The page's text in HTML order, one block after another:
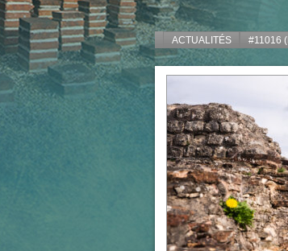
ACTUALITÉS #11016